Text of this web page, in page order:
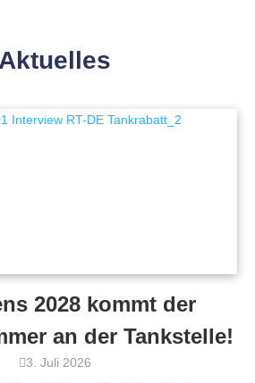
Aktuelles
2028 kommt der
an der Tankstelle!
3. Juli 2026